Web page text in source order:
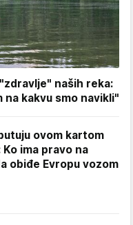
naših reka:
na kakvu smo navikli"
ovom kartom
ima pravo na
obiđe Evropu vozom